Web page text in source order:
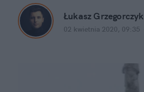
Łukasz Grzegorczyk
02 kwietnia 2020, 09:35